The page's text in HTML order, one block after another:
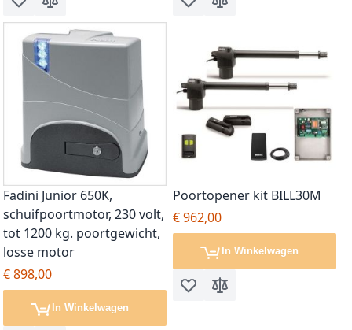
Voeg toe aan verlanglijst
Toevoegen om te vergelijkenVoeg toe aan verlanglijst
Toevoegen om te
Fadini Junior 650K,
schuifpoortmotor, 230 volt,
tot 1200 kg. poortgewicht,
losse motor
€ 898,00
In Winkelwagen
Poortopener kit BILL30M
€ 962,00
In Winkelwagen
Voeg toe aan verlanglijst
Toevoegen om te